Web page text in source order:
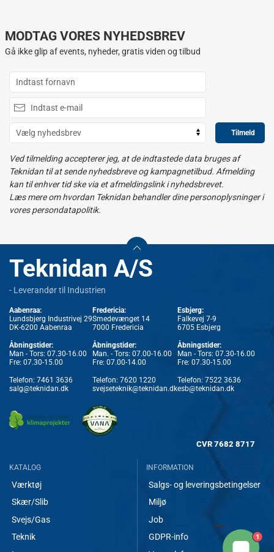
MODTAG VORES NYHEDSBREV
Gå ikke glip af events, nyheder, gratis viden og tilbud
Tilmeld
Ved tilmelding accepterer jeg, at de indtastede data bruges af
Teknidan til at sende nyhedsbreve og kampagnetilbud. Afmelding
kan til enhver tid ske via et afmeldingslink i nyhedsbrevet.
Læs mere om hvordan Teknidan behandler dine personoplysninger i
vores persondatapolitik.
Teknidan A/S
- Leverandør til Industrien
Aabenraa:
Lundsbjerg Industrivej 29
DK-6200 Aabenraa
Åbningstider:
Man - Tors: 07.30-16.00
Fre: 07.30-15.00
Telefon: 7461 3636
salg@teknidan.dk
Fredericia:
Smedevænget 14
7000 Fredericia
Åbningstider:
Man. - Tors: 07.00-16.00
Fre: 07.00-14.00
Telefon: 7620 1220
svejseteknik@teknidan.dk
Esbjerg:
Falkevej 7-9
6705 Esbjerg
Åbningstider:
Man - Tors: 07.30-16.00
Fre: 07.30-15.00
Telefon: 7522 3636
esb@teknidan.dk
CVR 7682 8717
KATALOG
Værktøj
Skær/Slib
Svejs/Gas
Teknik
INFORMATION
Salgs- og leveringsbetingelser
Miljø
Job
GDPR-info
1